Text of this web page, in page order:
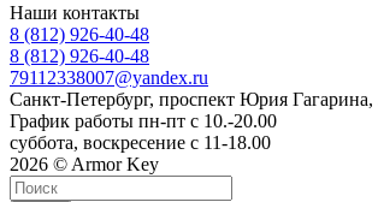
Наши контакты
8 (812) 926-40-48
8 (812) 926-40-48
79112338007@yandex.ru
Санкт-Петербург, проспект Юрия
График работы пн-пт с 10.-20.00
суббота, воскресение с 11-18.00
2026 © Armor Key